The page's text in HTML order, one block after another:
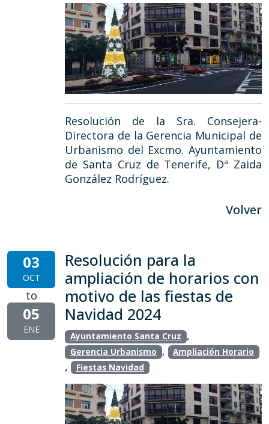
Resolución de la Sra. Consejera-
Directora de la Gerencia Municipal de
Urbanismo del Excmo. Ayuntamiento
de Santa Cruz de Tenerife, Dª Zaida
González Rodríguez.
Volver
03
OCT
to
05
ENE
Resolución para la
ampliación de horarios con
motivo de las fiestas de
Navidad 2024
Ayuntamiento Santa Cruz ,
Gerencia Urbanismo , Ampliación Horario
, Fiestas Navidad